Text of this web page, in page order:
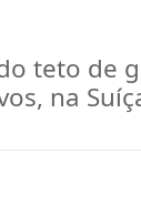
teto de
na